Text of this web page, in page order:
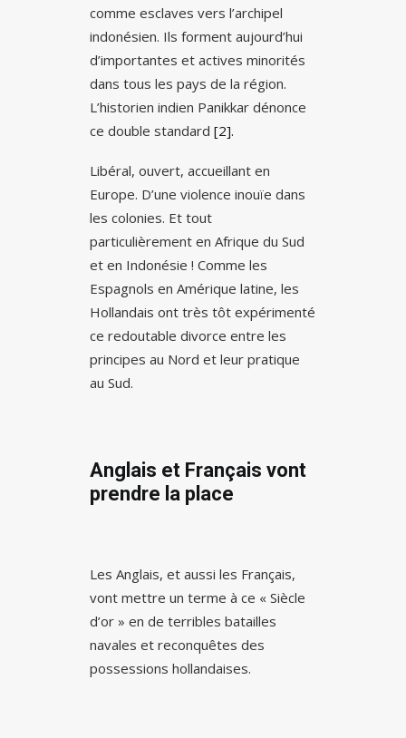
comme esclaves vers l’archipel
indonésien. Ils forment aujourd’hui
d’importantes et actives minorités
dans tous les pays de la région.
L’historien indien Panikkar dénonce
ce double standard [2].
Libéral, ouvert, accueillant en
Europe. D’une violence inouïe dans
les colonies. Et tout
particulièrement en Afrique du Sud
et en Indonésie ! Comme les
Espagnols en Amérique latine, les
Hollandais ont très tôt expérimenté
ce redoutable divorce entre les
principes au Nord et leur pratique
au Sud.
Anglais et Français vont
prendre la place
Les Anglais, et aussi les Français,
vont mettre un terme à ce « Siècle
d’or » en de terribles batailles
navales et reconquêtes des
possessions hollandaises.